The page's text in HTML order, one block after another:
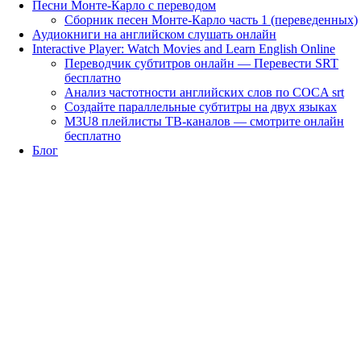
Песни Монте-Карло с переводом
Сборник песен Монте-Карло часть 1 (переведенных)
Аудиокниги на английском слушать онлайн
Interactive Player: Watch Movies and Learn English Online
Переводчик субтитров онлайн — Перевести SRT
бесплатно
Анализ частотности английских слов по COCA srt
Создайте параллельные субтитры на двух языках
M3U8 плейлисты ТВ‑каналов — смотрите онлайн
бесплатно
Блог